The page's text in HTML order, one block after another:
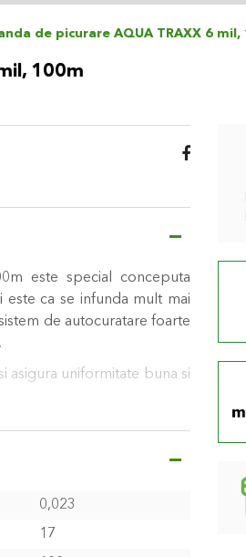
de picurare AQUA TRAXX 6 mil,
100m
este special conceputa
este ca se infunda mult mai
de autocuratare foarte
asigura uniformitate buna si
a impiedica intruziunea
jet.
apa si de energie ceea ce
0,023
17